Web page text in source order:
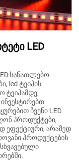
LED
სანათლებო
led ტეიპის
ტეიპამდე,
ჩვენი LED
პროდუქტები,
არამედ
პროდუქტების